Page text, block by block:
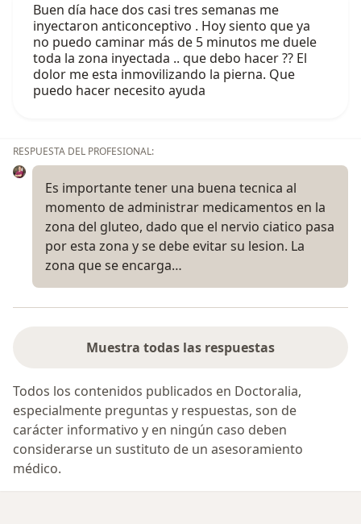
Buen día hace dos casi tres semanas me
inyectaron anticonceptivo . Hoy siento que ya
no puedo caminar más de 5 minutos me duele
toda la zona inyectada .. que debo hacer ?? El
dolor me esta inmovilizando la pierna. Que
puedo hacer necesito ayuda
RESPUESTA DEL PROFESIONAL:
Es importante tener una buena tecnica al
momento de administrar medicamentos en la
zona del gluteo, dado que el nervio ciatico pasa
por esta zona y se debe evitar su lesion. La
zona que se encarga…
Muestra todas las respuestas
Todos los contenidos publicados en Doctoralia,
especialmente preguntas y respuestas, son de
carácter informativo y en ningún caso deben
considerarse un sustituto de un asesoramiento
médico.